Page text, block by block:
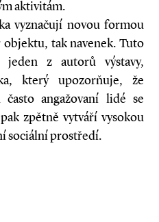
aktivitám.
vyznačují novou formou
tak navenek. Tuto
z autorů výstavy,
který upozorňuje, že
angažovaní lidé se
zpětně vytváří vysokou
sociální prostředí.